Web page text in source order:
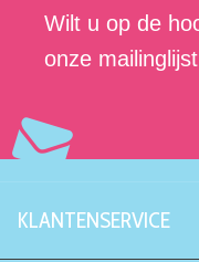
Wilt u op de
onze
KLANTENSERVICE